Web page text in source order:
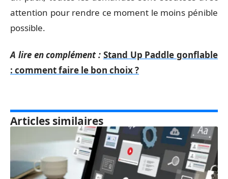
attention pour rendre ce moment le moins pénible
possible.
A lire en complément : Stand Up Paddle gonflable
: comment faire le bon choix ?
Articles similaires